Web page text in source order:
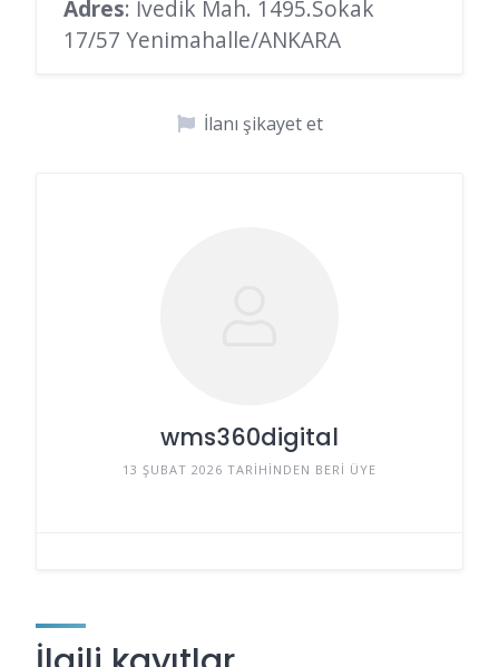
Adres: İvedik Mah. 1495.Sokak
17/57 Yenimahalle/ANKARA
İlanı şikayet et
wms360digital
13 ŞUBAT 2026 TARIHINDEN BERI ÜYE